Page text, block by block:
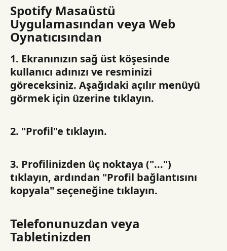
Spotify Masaüstü
Uygulamasından veya Web
Oynatıcısından
1. Ekranınızın sağ üst köşesinde
kullanıcı adınızı ve resminizi
göreceksiniz. Aşağıdaki açılır menüyü
görmek için üzerine tıklayın.
2. "Profil"e tıklayın.
3. Profilinizden üç noktaya ("...")
tıklayın, ardından "Profil bağlantısını
kopyala" seçeneğine tıklayın.
Telefonunuzdan veya
Tabletinizden